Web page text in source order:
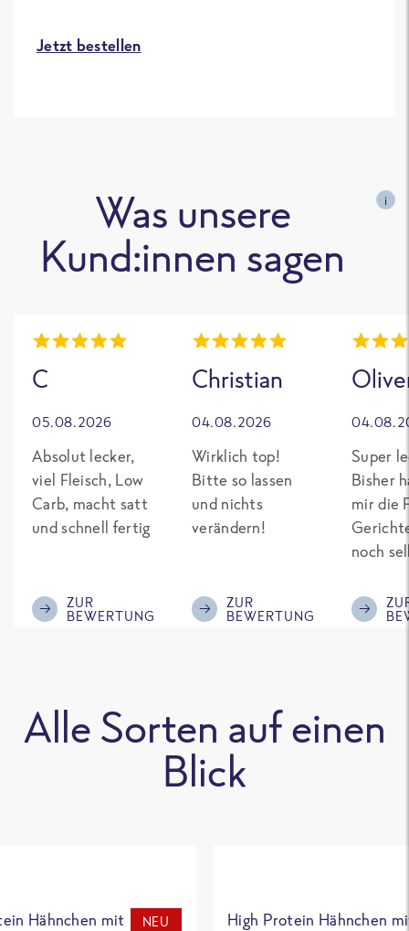
Jetzt bestellen
Was unsere
Kund:innen sagen
i
C
05.08.2026
Absolut lecker,
viel Fleisch, Low
Carb, macht satt
und schnell fertig
ZUR
BEWERTUNG
Christian
04.08.2026
Wirklich top!
Bitte so lassen
und nichts
verändern!
ZUR
BEWERTUNG
Super
Bisher
mir die
noch
Eiweiß.
was
Alle Sorten auf einen
Blick
Hähnchen mit
NEU
High Protein Hähnchen